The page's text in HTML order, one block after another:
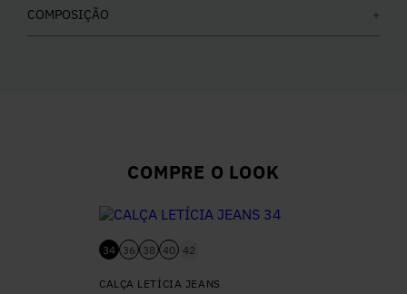
COMPOSIÇÃO
COMPRE O LOOK
34 36 38 40 42
CALÇA LETÍCIA JEANS